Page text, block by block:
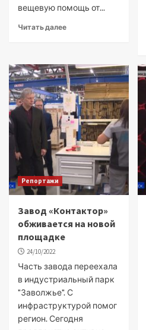
вещевую помощь от...
Читать далее
Репортажи
Завод «Контактор»
обживается на новой
площадке
24/10/2022
Часть завода переехала
в индустриальный парк
"Заволжье". С
инфраструктурой помог
регион. Сегодня